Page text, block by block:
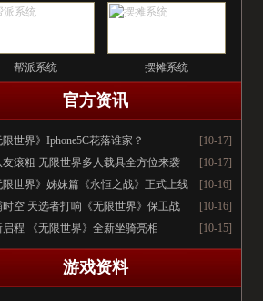
帮派系统 摆摊系统
官方资讯
[10-17]
限世界》Iphone5C花落谁家？
[10-17]
友滚粗 无限世界多人载具全方位来袭
[10-16]
限世界》姊妹篇《永恒之战》正式上线
[10-16]
时空 天选者打响《无限世界》保卫战
[10-15]
启程 《无限世界》全新坐骑亮相
游戏资料